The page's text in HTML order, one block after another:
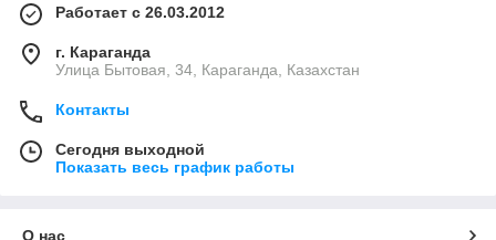
Работает с 26.03.2012
г. Караганда
Улица Бытовая, 34, Караганда, Казахстан
Контакты
Сегодня выходной
Показать весь график работы
О нас